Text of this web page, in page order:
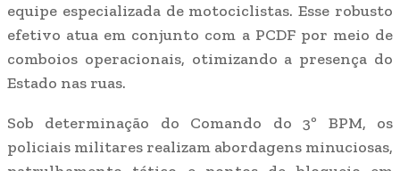
equipe especializada de motociclistas. Esse robusto
efetivo atua em conjunto com a PCDF por meio de
comboios operacionais, otimizando a presença do
Estado nas ruas.
Sob determinação do Comando do 3º BPM, os
policiais militares realizam abordagens minuciosas,